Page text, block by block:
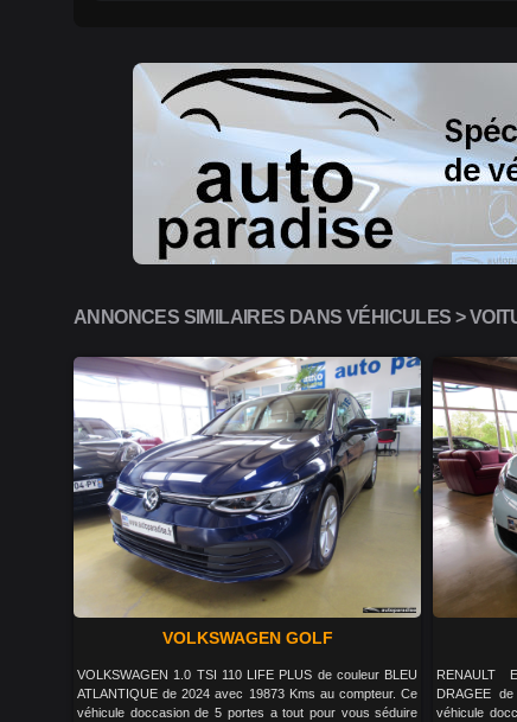
ANNONCES SIMILAIRES DANS VÉHICULES >
VOLKSWAGEN GOLF
VOLKSWAGEN 1.0 TSI 110 LIFE PLUS de couleur BLEU
ATLANTIQUE de 2024 avec 19873 Kms au compteur. Ce
véhicule doccasion de 5 portes a tout pour vous séduire
RENAULT
DRAGEE
véhicule